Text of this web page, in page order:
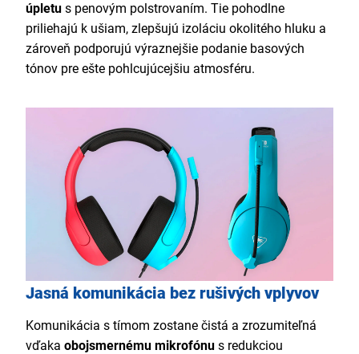
úpletu s penovým polstrovaním. Tie pohodlne
priliehajú k ušiam, zlepšujú izoláciu okolitého hluku a
zároveň podporujú výraznejšie podanie basových
tónov pre ešte pohlcujúcejšiu atmosféru.
Jasná komunikácia bez rušivých vplyvov
Komunikácia s tímom zostane čistá a zrozumiteľná
vďaka obojsmernému mikrofónu s redukciou